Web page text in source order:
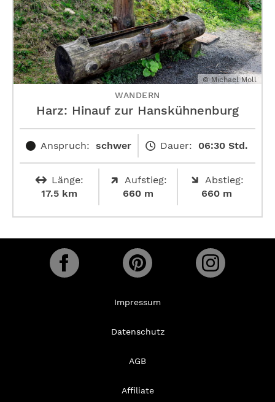
© Michael Moll
WANDERN
Harz: Hinauf zur ­Hanskühnenburg
Anspruch: schwer Dauer: 06:30 Std.
Länge:
17.5 km
Aufstieg:
660 m
Abstieg:
660 m
Impressum
Datenschutz
AGB
Affiliate